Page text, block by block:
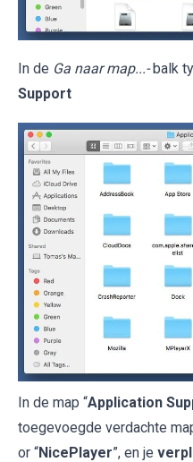
In de Ga naar map...- balk
Support
In de map “Application
toegevoegde verdachte
or “NicePlayer”, en je